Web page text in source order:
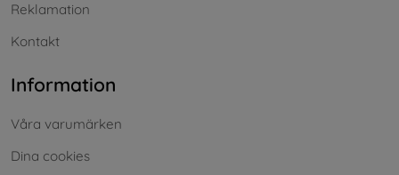
Reklamation
Kontakt
Information
Våra varumärken
Dina cookies